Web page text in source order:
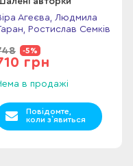
Агеєва, Людмила
Ростислав Семків
-5%
грн
в продажі
Повідомте,
коли з`явиться